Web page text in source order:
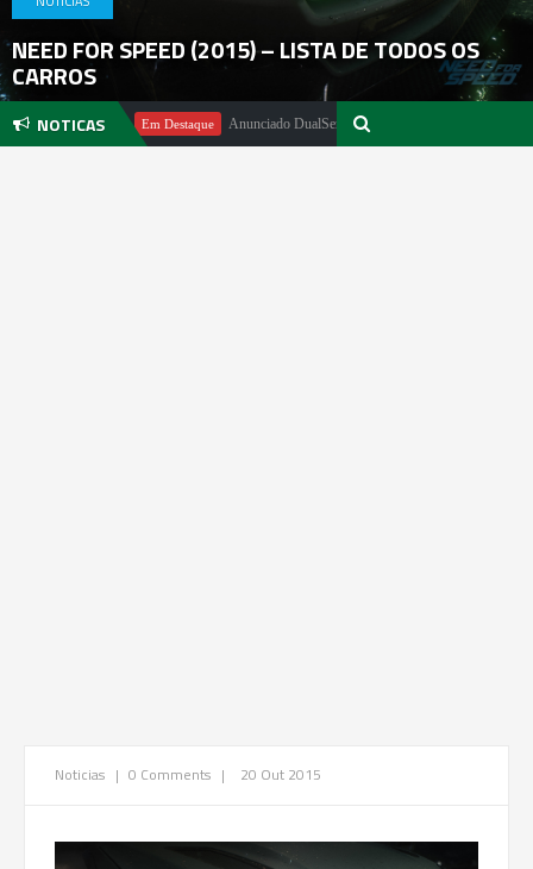
NEED FOR SPEED (2015) – LISTA DE TODOS OS
CARROS
NOTICAS
Pachter Em Destaque Anunciado DualSense The Last of Us Limited Edition
Noticias | 0 Comments | 20 Out 2015